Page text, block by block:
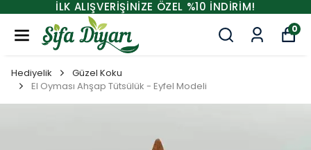
İLK ALIŞVERİŞİNİZE ÖZEL %10 İNDİRİM!
0
Hediyelik
Güzel Koku
El Oyması Ahşap Tütsülük - Eyfel Modeli